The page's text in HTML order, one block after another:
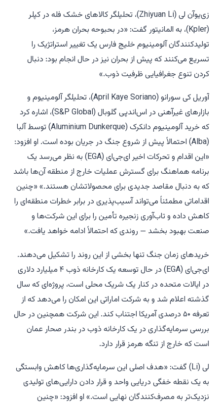
زی‌یوآن لی (Zhiyuan Li)، تحلیلگر کالاهای خشک فله در کپلر
(Kpler)، به المانیتور گفت: «در بحبوحه بحران هرمز،
تولیدکنندگان آلومینیوم خلیج فارس یک تغییر استراتژیک را
تسریع می‌کنند که پیش از بحران نیز در حال انجام بود: دنبال
کردن تنوع جغرافیایی ظرفیت ذوب.»
آوریل کی سورانو (April Kaye Soriano)، تحلیلگر آلومینیوم و
بازارهای غیرآهنی در اس‌اندپی گلوبال (S&P Global)، اشاره کرد
که خرید آلومینیوم دانکرک (Aluminium Dunkerque) توسط آلبا
(Alba) احتمالاً پیش از شروع جنگ در جریان بوده است. او افزود:
«این اقدام و تحرکات اخیر ای‌جی‌ای (EGA) به نظر می‌رسد یک
برنامه هماهنگ برای گسترش عملیات خارج از منطقه آن‌ها باشد
که به دنبال مقاصد جدیدی برای محصولاتشان هستند.» «چنین
اقداماتی مطمئناً می‌تواند آسیب‌پذیری در برابر خطرات منطقه‌ای را
کاهش داده و تاب‌آوری زنجیره تأمین را برای این شرکت‌ها و
صنعت بهبود بخشد — روندی که احتمالاً ادامه خواهد یافت.»
خریدهای زمان جنگ تنها بخشی از این روند را تشکیل می‌دهند.
ای‌جی‌ای (EGA) در حال توسعه یک کارخانه ذوب ۴ میلیارد دلاری
در ایالات متحده در کنار یک شریک محلی است، پروژه‌ای که سال
گذشته اعلام شد و به شرکت اماراتی این امکان را می‌دهد که از
تعرفه ۵۰ درصدی آمریکا اجتناب کند. این شرکت همچنین در حال
بررسی سرمایه‌گذاری در یک کارخانه ذوب در بندر صحار عمان
است که خارج از تنگه هرمز قرار دارد.
لی (Li) گفت: «هدف اصلی این سرمایه‌گذاری‌ها کاهش وابستگی
به یک نقطه خفگی دریایی واحد و قرار دادن دارایی‌های تولیدی
نزدیک‌تر به مصرف‌کنندگان نهایی است.» او افزود: «چنین